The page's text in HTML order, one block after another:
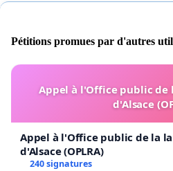
Pétitions promues par d'autres
Appel à l'Office public de
d'Alsace
Appel à l'Office public de la
d'Alsace (OPLRA)
240 signatures